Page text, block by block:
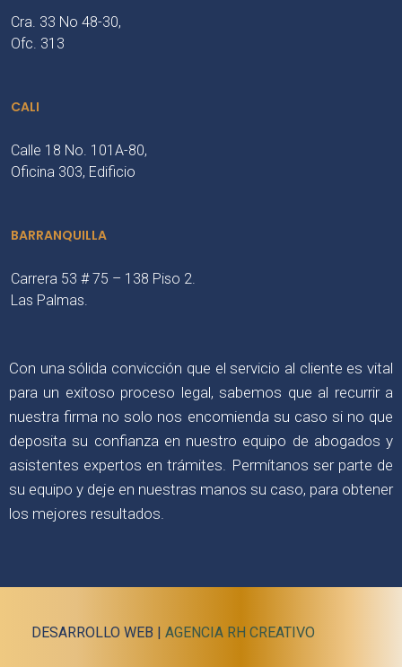
Cra. 33 No 48-30,
Ofc. 313
CALI
Calle 18 No. 101A-80,
Oficina 303, Edificio
BARRANQUILLA
Carrera 53 # 75 – 138 Piso 2.
Las Palmas.
Con una sólida convicción que el servicio al cliente es vital
para un exitoso proceso legal, sabemos que al recurrir a
nuestra firma no solo nos encomienda su caso si no que
deposita su confianza en nuestro equipo de abogados y
asistentes expertos en trámites. Permítanos ser parte de
su equipo y deje en nuestras manos su caso, para obtener
los mejores resultados.
DESARROLLO WEB | AGENCIA RH CREATIVO